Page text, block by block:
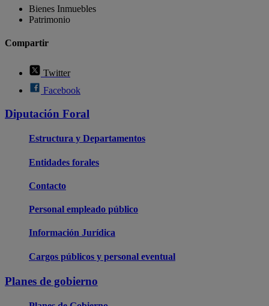
Bienes Inmuebles
Patrimonio
Compartir
Twitter
Facebook
Diputación Foral
Estructura y Departamentos
Entidades forales
Contacto
Personal empleado público
Información Jurídica
Cargos públicos y personal eventual
Planes de gobierno